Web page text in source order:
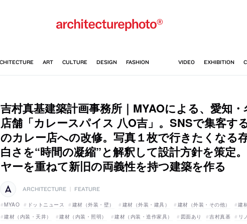
吉村真基建築計画事務所｜MYAOによる、愛知・
店舗「カレースパイス 八O吉」。SNSで集客す
のカレー店への改修。写真１枚で行きたくなる
白さを“時間の凝縮”と解釈して設計方針を策定
ヤーを重ねて新旧の両義性を持つ建築を作る
ARCHITECTURE FEATURE
MYAO ドットニュース 建材（外装・壁） 建材（外装・建具） 建材（外装・その他） 建
建材（内装・天井）
建材（内装・照明） 建材（内装・造作家具） 図面あり 吉村真基 リ